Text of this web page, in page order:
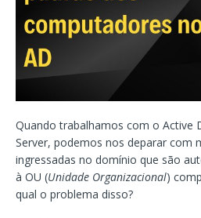
Quando trabalhamos com o Active
Server, podemos nos deparar com
ingressadas no domínio que são
à OU (Unidade Organizacional)
qual o problema disso?